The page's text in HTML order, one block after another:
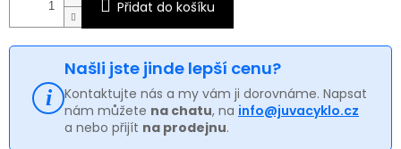
Přidat do košíku
Našli jste jinde lepší cenu?
Kontaktujte nás a my vám ji dorovnáme. Napsat
nám můžete na chatu, na info@juvacyklo.cz
a nebo přijít na prodejnu.